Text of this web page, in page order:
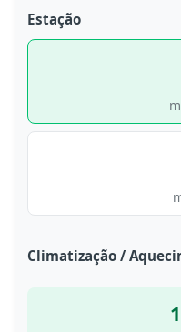
Estação
Climatização /